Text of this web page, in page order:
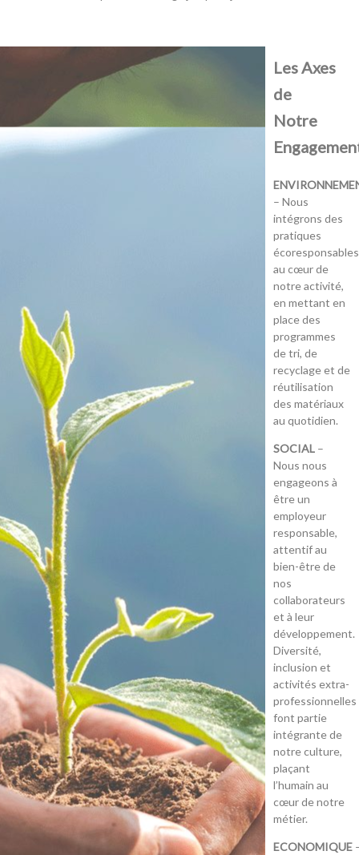
Les Axes
de
Notre
– Nous
intégrons des
pratiques
écoresponsables
au cœur de
notre activité,
en mettant en
place des
programmes
de tri, de
recyclage et de
réutilisation
des matériaux
au quotidien.
SOCIAL –
Nous nous
engageons à
être un
employeur
responsable,
attentif au
bien-être de
nos
collaborateurs
et à leur
développement.
Diversité,
inclusion et
activités extra-
professionnelles
font partie
intégrante de
notre culture,
plaçant
l’humain au
cœur de notre
métier.
ECONOMIQUE